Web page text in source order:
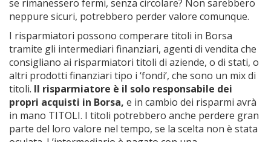
se rimanessero fermi, senza circolare? Non sarebbero
neppure sicuri, potrebbero perder valore comunque.
I risparmiatori possono comperare titoli in Borsa
tramite gli intermediari finanziari, agenti di vendita che
consigliano ai risparmiatori titoli di aziende, o di stati, o
altri prodotti finanziari tipo i ‘fondi’, che sono un mix di
titoli. Il risparmiatore è il solo responsabile dei
propri acquisti in Borsa, e in cambio dei risparmi avrà
in mano TITOLI. I titoli potrebbero anche perdere gran
parte del loro valore nel tempo, se la scelta non è stata